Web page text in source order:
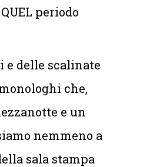
periodo
e delle scalinate
che,
e un
nemmeno a
sala stampa